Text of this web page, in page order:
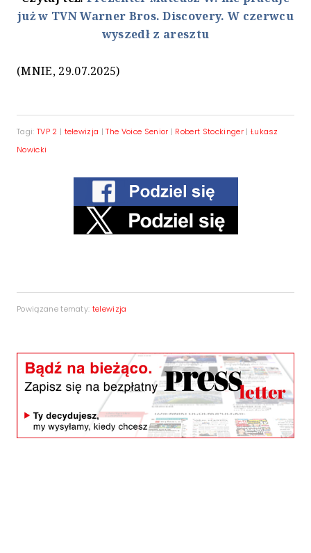
już w TVN Warner Bros. Discovery. W czerwcu
wyszedł z aresztu
(MNIE, 29.07.2025)
Tagi: TVP 2 | telewizja |The Voice Senior | Robert Stockinger| Łukasz
Nowicki
Powiązane tematy: telewizja